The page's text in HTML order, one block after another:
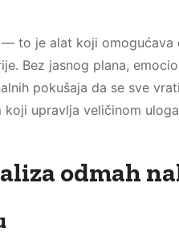
to je alat koji
Bez jasnog plana,
pokušaja da se sve
upravlja veličinom
odmah